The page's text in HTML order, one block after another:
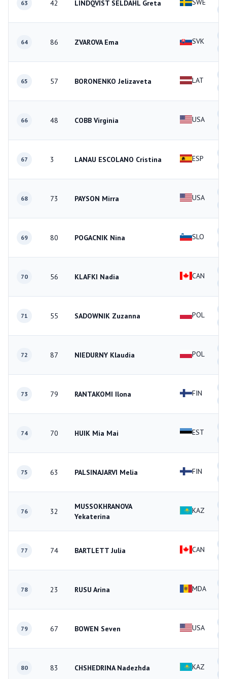
63 42 LINDQVIST SELDAHL Greta SWE
64 86 ZVAROVA Ema SVK
65 57 BORONENKO Jelizaveta LAT
66 48 COBB Virginia USA
67 3 LANAU ESCOLANO Cristina ESP
68 73 PAYSON Mirra USA
69 80 POGACNIK Nina SLO
70 56 KLAFKI Nadia CAN
71 55 SADOWNIK Zuzanna POL
72 87 NIEDURNY Klaudia POL
73 79 RANTAKOMI Ilona FIN
74 70 HUIK Mia Mai EST
75 63 PALSINAJARVI Melia FIN
76 32
MUSSOKHRANOVA
Yekaterina
KAZ
77 74 BARTLETT Julia CAN
78 23 RUSU Arina MDA
79 67 BOWEN Seven USA
80 83 CHSHEDRINA Nadezhda KAZ